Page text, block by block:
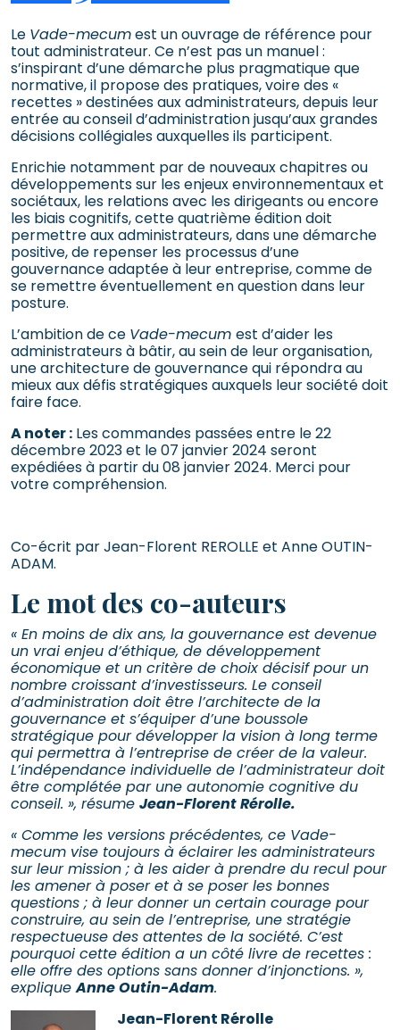
Le Vade-mecumest un ouvrage de référence pour
tout administrateur. Ce n’est pas un manuel :
s’inspirant d’une démarche plus pragmatique que
normative, il propose des pratiques, voire des «
recettes » destinées aux administrateurs, depuis leur
entrée au conseil d’admi­nistration jusqu’aux grandes
décisions collégiales auxquelles ils participent.
Enrichie notamment par de nouveaux chapitres ou
développements sur les enjeux environnementaux et
sociétaux, les relations avec les dirigeants ou encore
les biais cognitifs, cette quatrième édition doit
permettre aux administrateurs, dans une démarche
positive, de repenser les processus d’une
gouvernance adaptée à leur entreprise, comme de
se remettre éventuellement en question dans leur
posture.
L’ambition de ce Vade-mecum est d’aider les
administrateurs à bâtir, au sein de leur organisation,
une architecture de gouvernance qui répondra au
mieux aux défis stratégiques auxquels leur société doit
faire face.
A noter : Les commandes passées entre le 22
décembre 2023 et le 07 janvier 2024 seront
expédiées à partir du 08 janvier 2024. Merci pour
votre compréhension.
Co-écrit par Jean-Florent REROLLE et Anne OUTIN-
ADAM.
Le mot des co-auteurs
« En moins de dix ans, la gouvernance est devenue
un vrai enjeu d’éthique, de développement
économique et un critère de choix décisif pour un
nombre croissant d’investisseurs. Le conseil
d’administration doit être l’architecte de la
gouvernance et s’équiper d’une boussole
stratégique pour développer la vision à long terme
qui permettra à l’entreprise de créer de la valeur.
L’indépendance individuelle de l’administrateur doit
être complétée par une autonomie cognitive du
conseil. », résume Jean-Florent Rérolle.
« Comme les versions précédentes, ce Vade-
mecum vise toujours à éclairer les administrateurs
sur leur mission ; à les aider à prendre du recul pour
les amener à poser et à se poser les bonnes
questions ; à leur donner un certain courage pour
construire, au sein de l’entreprise, une stratégie
respectueuse des attentes de la société. C’est
pourquoi cette édition a un côté livre de recettes :
elle offre des options sans donner d’injonctions. »,
expliqueAnne Outin-Adam.
Jean-Florent Rérolle